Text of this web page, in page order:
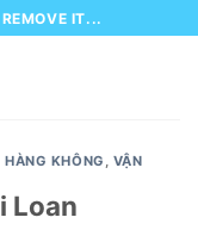
IT...
KHÔNG , VẬN
Loan